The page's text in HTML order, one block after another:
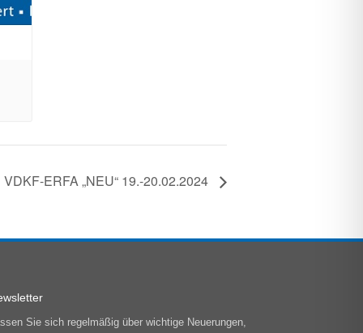
VDKF-ERFA „NEU“ 19.-20.02.2024
Sie sich regelmäßig über wichtige Neuerungen,